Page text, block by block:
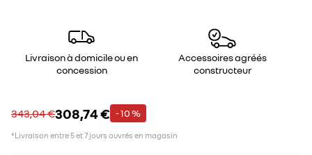
Livraison à domicile ou en
concession
Accessoires agréés
constructeur
343,04 €308,74 € - 10 %
*Livraison entre 5 et 7 jours ouvrés en magasin